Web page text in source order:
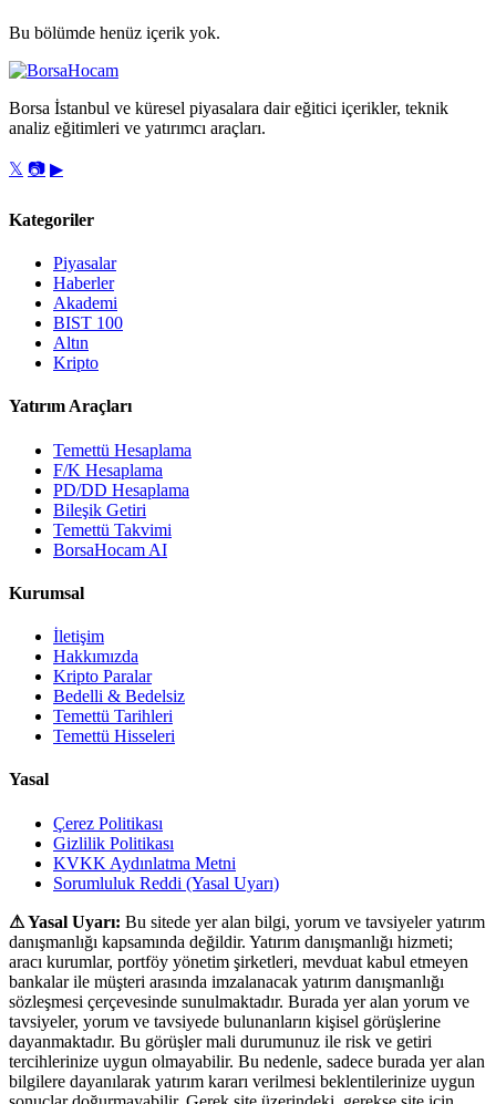
Bu bölümde henüz içerik yok.
Borsa İstanbul ve küresel piyasalara dair eğitici içerikler, teknik
analiz eğitimleri ve yatırımcı araçları.
𝕏 📷 ▶
Kategoriler
Piyasalar
Haberler
Akademi
BIST 100
Altın
Kripto
Yatırım Araçları
Temettü Hesaplama
F/K Hesaplama
PD/DD Hesaplama
Bileşik Getiri
Temettü Takvimi
BorsaHocam AI
Kurumsal
İletişim
Hakkımızda
Kripto Paralar
Bedelli & Bedelsiz
Temettü Tarihleri
Temettü Hisseleri
Yasal
Çerez Politikası
Gizlilik Politikası
KVKK Aydınlatma Metni
Sorumluluk Reddi (Yasal Uyarı)
⚠ Yasal Uyarı: Bu sitede yer alan bilgi, yorum ve tavsiyeler yatırım
danışmanlığı kapsamında değildir. Yatırım danışmanlığı hizmeti;
aracı kurumlar, portföy yönetim şirketleri, mevduat kabul etmeyen
bankalar ile müşteri arasında imzalanacak yatırım danışmanlığı
sözleşmesi çerçevesinde sunulmaktadır. Burada yer alan yorum ve
tavsiyeler, yorum ve tavsiyede bulunanların kişisel görüşlerine
dayanmaktadır. Bu görüşler mali durumunuz ile risk ve getiri
tercihlerinize uygun olmayabilir. Bu nedenle, sadece burada yer alan
bilgilere dayanılarak yatırım kararı verilmesi beklentilerinize uygun